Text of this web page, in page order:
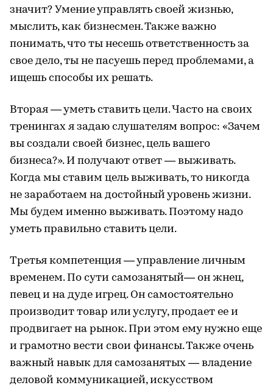
значит? Умение управлять своей жизнью,
мыслить, как бизнесмен. Также важно
понимать, что ты несешь ответственность за
свое дело, ты не пасуешь перед проблемами, а
ищешь способы их решать.
Вторая — уметь ставить цели. Часто на своих
тренингах я задаю слушателям вопрос: «Зачем
вы создали своей бизнес, цель вашего
бизнеса?». И получают ответ — выживать.
Когда мы ставим цель выживать, то никогда
не заработаем на достойный уровень жизни.
Мы будем именно выживать. Поэтому надо
уметь правильно ставить цели.
Третья компетенция — управление личным
временем. По сути самозанятый— он жнец,
певец и на дуде игрец. Он самостоятельно
производит товар или услугу, продает ее и
продвигает на рынок. При этом ему нужно еще
и грамотно вести свои финансы. Также очень
важный навык для самозанятых — владение
деловой коммуникацией, искусством